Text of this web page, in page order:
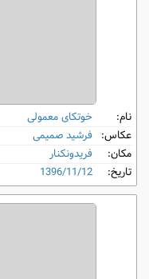
نام:
خوتکای معمولی
عکاس: فرشید صمیمی
مکان:
فریدونکنار
تاریخ:
1396/11/12